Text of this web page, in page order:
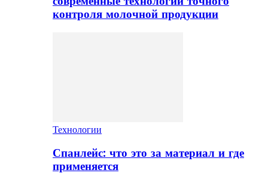
контроля молочной продукции
Технологии
Спанлейс: что это за материал и где
применяется